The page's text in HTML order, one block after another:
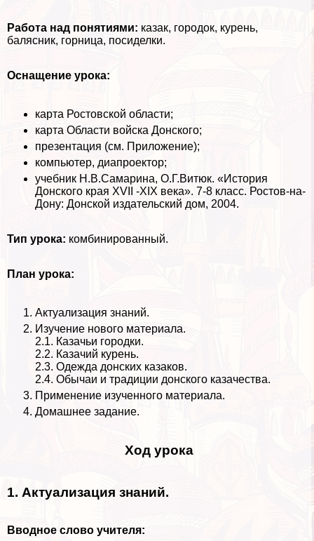
Работа над понятиями: казак, городок, курень,
балясник, горница, посиделки.
Оснащение урока:
карта Ростовской области;
карта Области войска Донского;
презентация (см. Приложение);
компьютер, диапроектор;
учебник Н.В.Самарина, О.Г.Витюк. «История
Донского края XVII -XIX века». 7-8 класс. Ростов-на-
Дону: Донской издательский дом, 2004.
Тип урока: комбинированный.
План урока:
Актуализация знаний.
Изучение нового материала.
2.1. Казачьи городки.
2.2. Казачий курень.
2.3. Одежда донских казаков.
2.4. Обычаи и традиции донского казачества.
Применение изученного материала.
Домашнее задание.
Ход урока
1. Актуализация знаний.
Вводное слово учителя: